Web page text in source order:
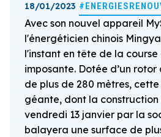
18/01/2023
Avec son nouvel appareil
l'énergéticien chinois
l'instant en tête de la course
imposante. Dotée d’un rotor
de plus de 280 mètres,
géante, dont la
vendredi 13 janvier par la
balayera une surface de